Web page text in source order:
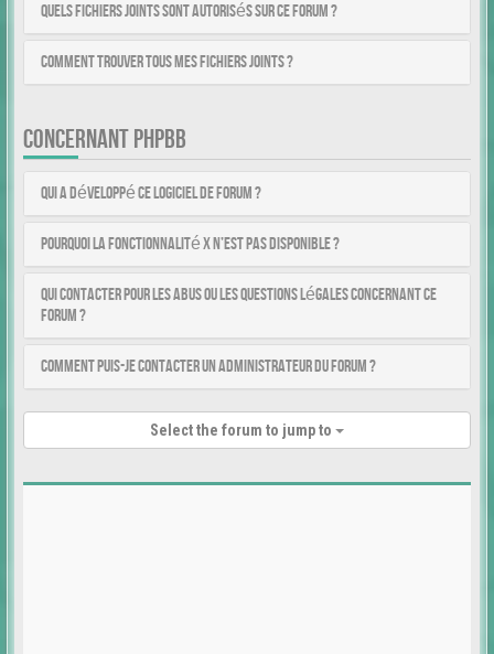
Quels fichiers joints sont autorisés sur ce forum ?
Comment trouver tous mes fichiers joints ?
CONCERNANT PHPBB
Qui a développé ce logiciel de forum ?
Pourquoi la fonctionnalité X n’est pas disponible ?
Qui contacter pour les abus ou les questions légales concernant ce
forum ?
Comment puis-je contacter un administrateur du forum ?
Select the forum to jump to